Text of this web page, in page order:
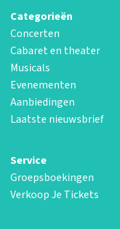
Categorieën
Concerten
Cabaret en theater
Musicals
Evenementen
Aanbiedingen
Laatste nieuwsbrief
Service
Groepsboekingen
Verkoop Je Tickets